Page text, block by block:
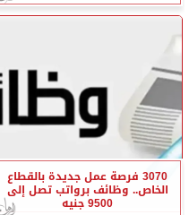
3070 فرصة عمل جديدة بالقطاع
الخاص.. وظائف برواتب تصل إلى
9500 جنيه